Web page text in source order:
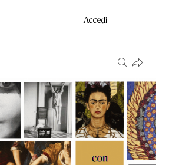
Accedi